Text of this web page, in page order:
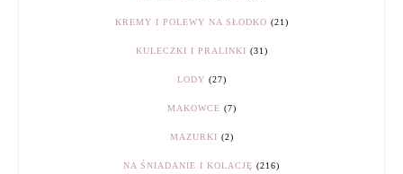
KREMY I POLEWY NA SŁODKO (21)
KULECZKI I PRALINKI (31)
LODY (27)
MAKOWCE (7)
MAZURKI (2)
NA ŚNIADANIE I KOLACJĘ (216)